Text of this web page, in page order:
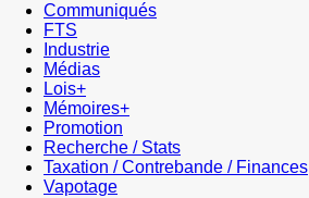
Communiqués
FTS
Industrie
Médias
Lois+
Mémoires+
Promotion
Recherche / Stats
Taxation / Contrebande / Finances
Vapotage